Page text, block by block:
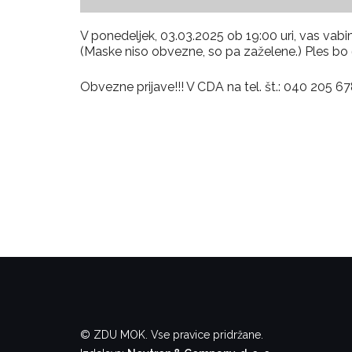
V ponedeljek, 03.03.2025 ob 19:00 uri, vas
(Maske niso obvezne, so pa zaželene.) Ples
Obvezne prijave!!! V CDA na tel. št.: 040 205
© ZDU MOK. Vse pravice pridržane.